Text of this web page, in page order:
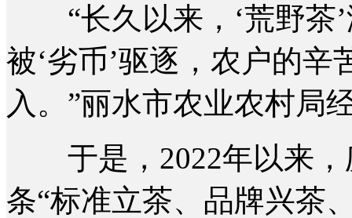
“长久以来，‘荒野茶’
被‘劣币’驱逐，农户的
入。”丽水市农业农村局
于是，2022年以来，
条“标准立茶、品牌兴茶